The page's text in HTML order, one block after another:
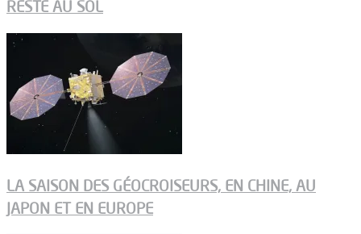
RESTE AU SOL
LA SAISON DES GÉOCROISEURS, EN CHINE, AU
JAPON ET EN EUROPE